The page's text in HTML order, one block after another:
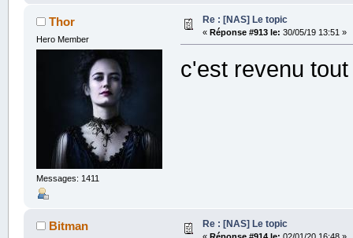
Thor
Hero Member
Messages: 1411
Re : [NAS] Le topic
« Réponse #913 le: 30/05/19 13:51 »
c'est revenu
Bitman Re : [NAS] Le topic